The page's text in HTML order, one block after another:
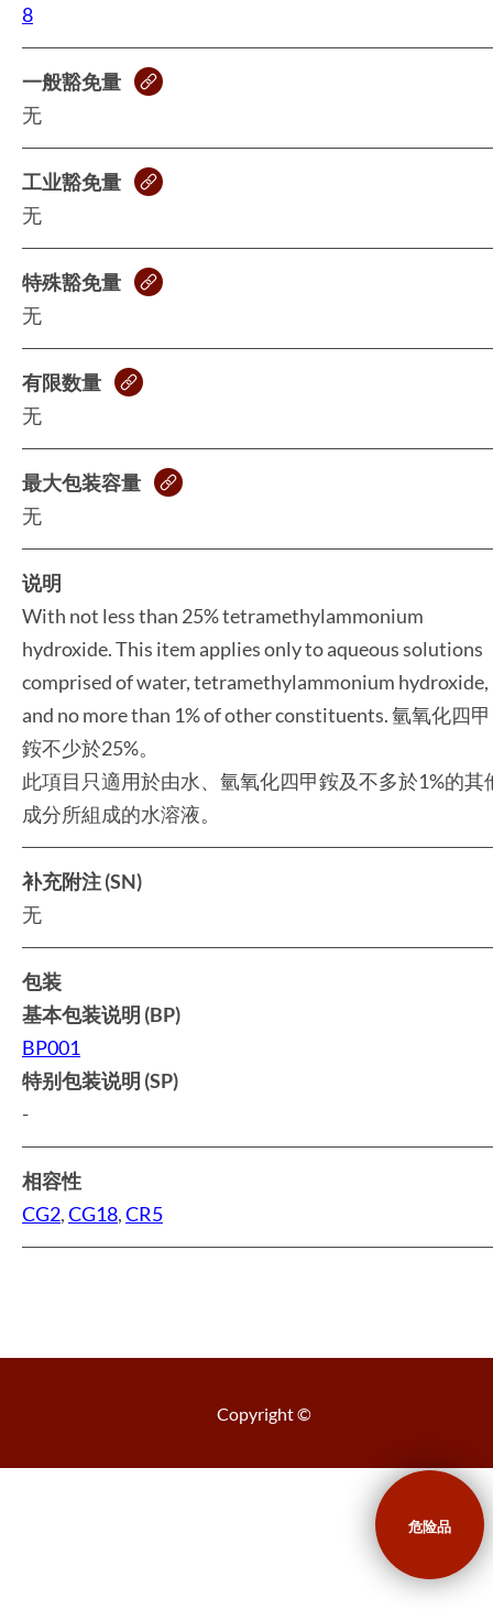
8
一般豁免量
无
工业豁免量
无
特殊豁免量
无
有限数量
无
最大包装容量
无
说明
With not less than 25% tetramethylammonium
hydroxide. This item applies only to aqueous solutions
comprised of water, tetramethylammonium hydroxide,
and no more than 1% of other constituents. 氫氧化四甲
銨不少於25%。
此項目只適用於由水、氫氧化四甲銨及不多於1%的其
成分所組成的水溶液。
补充附注 (SN)
无
包装
基本包装说明 (BP)
BP001
特别包装说明 (SP)
-
相容性
CG2,CG18,CR5
Copyright ©
危险品